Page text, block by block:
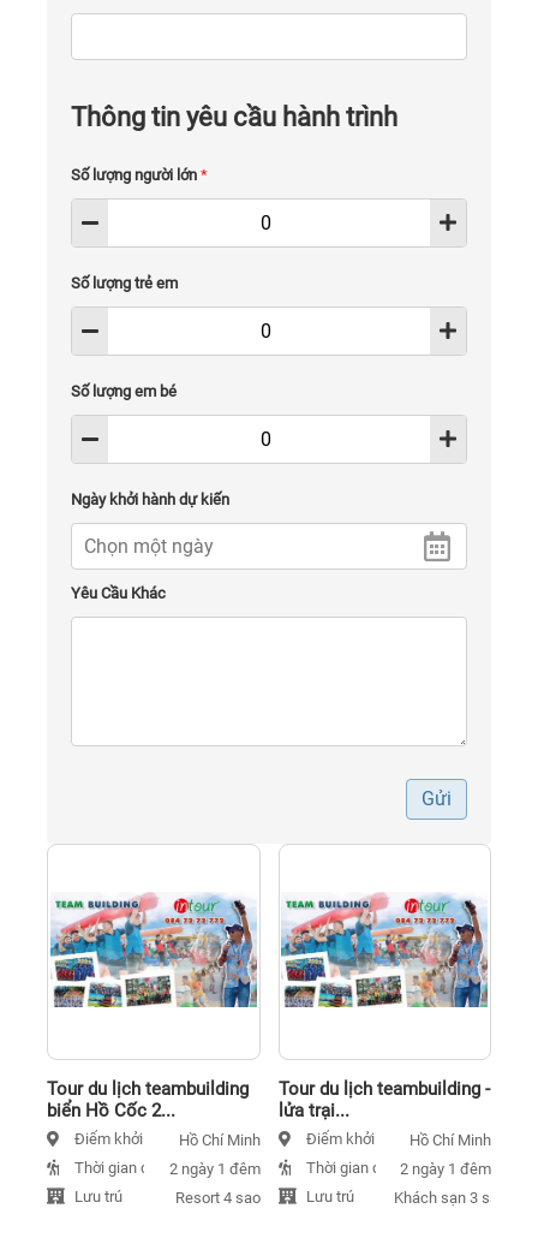
Thông tin yêu cầu hành trình
Số lượng người lớn *
Số lượng trẻ em
Số lượng em bé
Ngày khởi hành dự kiến
Yêu Cầu Khác
Gửi
Tour du lịch teambuilding
biển Hồ Cốc 2...
Điểm khởi hành Hồ Chí Minh
Thời gian đi
2 ngày 1 đêm
Lưu trú
Resort 4 sao
Tour du lịch teambuilding -
lửa trại...
Điểm khởi hànhHồ Chí Minh
Thời gian đi
2 ngày 1 đêm
Lưu trú
Khách sạn 3 sao